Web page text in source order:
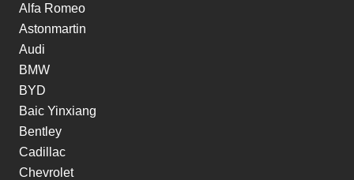
Alfa Romeo
Astonmartin
Audi
BMW
BYD
Baic Yinxiang
Bentley
Cadillac
Chevrolet